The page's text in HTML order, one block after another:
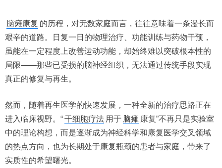
脑瘫康复 的历程，对无数家庭而言，往往意味着一条漫长而
艰辛的道路。日复一日的物理治疗、功能训练与药物干预，
虽能在一定程度上改善运动功能，却始终难以突破根本性的
局限——那些已受损的脑神经组织，无法通过传统手段实现
真正的修复与再生。
然而，随着再生医学的快速发展，一种全新的治疗思路正在
进入临床视野。“干细胞疗法 用于 脑瘫 康复”不再只是实验室
中的理论构想，而是逐渐成为神经科学和康复医学交叉领域
的热点方向，也为长期处于康复瓶颈的患者与家庭，带来了
实质性的希望曙光。